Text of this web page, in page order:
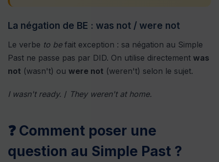
La négation de BE : was not / were not
Le verbe to befait exception : sa négation au Simple
Past ne passe pas par DID. On utilise directement was
not (wasn't) ou were not (weren't) selon le sujet.
I wasn't ready. / They weren't at home.
❓ Comment poser une
question au Simple Past ?